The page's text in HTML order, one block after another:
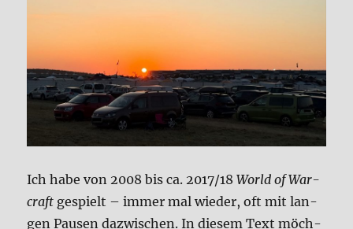
Ich habe von 2008 bis ca. 2017/18World of War­
craft gespielt – immer mal wie­der, oft mit lan­
gen Pau­sen dazwi­schen. In die­sem Text möch­